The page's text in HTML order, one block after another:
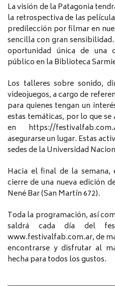
La visión de la Patagonia
la retrospectiva de las
predilección por filmar en
sencilla con gran
oportunidad única de una
público en la Biblioteca
Los talleres sobre sonido,
videojuegos, a cargo de
para quienes tengan un
estas temáticas, por lo que
en https://
asegurarse un lugar. Estas
sedes de la Universidad
Hacia el final de la
cierre de una nueva edición
Nené Bar (San Martín 672).
Toda la programación, así
saldrá cada día del
www.festivalfab.com.ar, de
encontrarse y disfrutar al
hecha para todos los gustos.